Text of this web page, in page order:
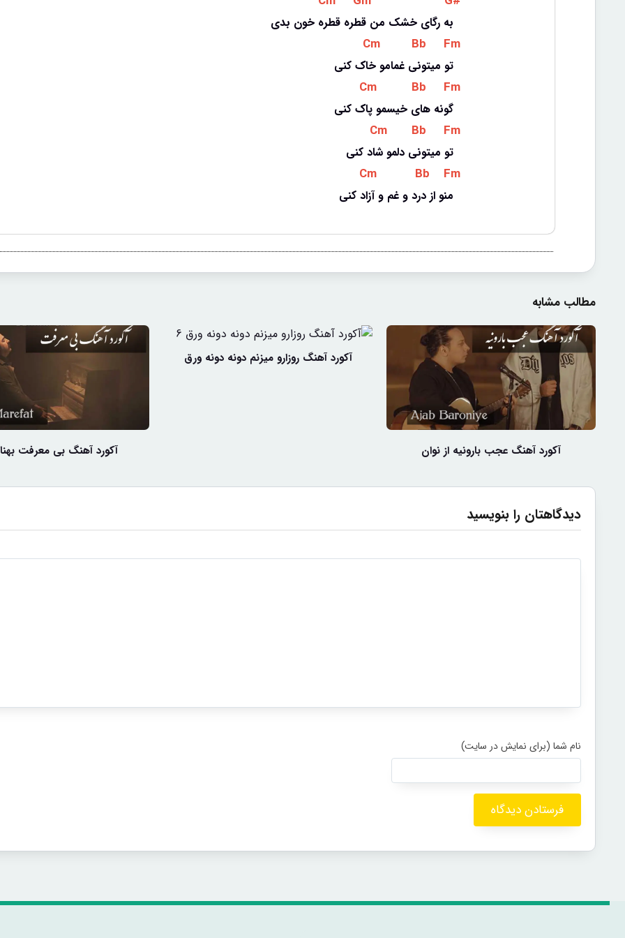
به رگای خشک من قطره قطره خون بدی
Cm Bb Fm
تو میتونی غمامو خاک کنی
Cm Bb Fm
گونه های خیسمو پاک کنی
Cm Bb Fm
تو میتونی دلمو شاد کنی
Cm Bb Fm
منو از درد و غم و آزاد کنی
مطالب مشابه
آکورد آهنگ عجب بارونیه از نوان
آکورد آهنگ روزارو میزنم دونه دونه ورق
آکورد آهنگ بی معرفت
دیدگاهتان را بنویسید